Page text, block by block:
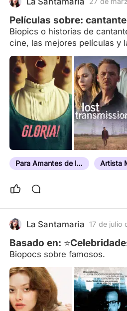
vulnerabilidad. El joven Regin
Películas sobre:
Biopics o historias de
cine, las mejores películas y
Para Amantes de la Música Artista
La Santamaria 17 de julio
Basado en:
Biopocs sobre famosos.